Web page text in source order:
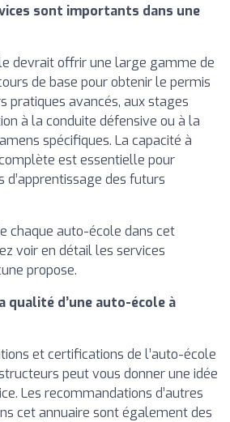
sont importants dans une
devrait offrir une large gamme de
de base pour obtenir le permis
pratiques avancés, aux stages
à la conduite défensive ou à la
spécifiques. La capacité à
est essentielle pour
d’apprentissage des futurs
chaque auto-école dans cet
voir en détail les services
propose.
qualité d’une auto-école à
et certifications de l’auto-école
peut vous donner une idée
Les recommandations d’autres
cet annuaire sont également des